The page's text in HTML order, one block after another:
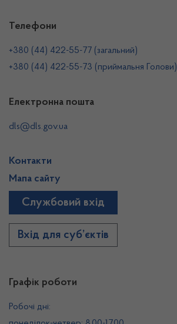
Графік роботи
Робочі дні:
Телефони
+380 (44) 422-55-77 (загальний)
+380 (44) 422-55-73 (приймальня Голови)
Електронна пошта
dls@dls.gov.ua
Контакти
Мапа сайту
Службовий вхід
Вхід для суб’єктів